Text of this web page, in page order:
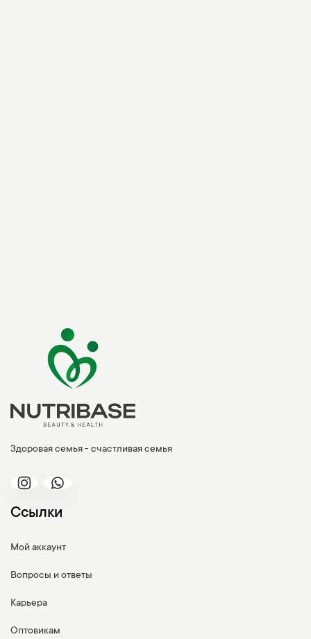
Здоровая семья - счастливая семья
Ссылки
Мой аккаунт
Вопросы и ответы
Карьера
Оптовикам